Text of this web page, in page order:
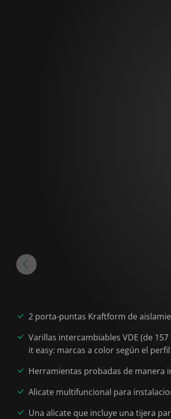
2 porta-puntas Kraftform de
Varillas intercambiables VDE (de
it easy: marcas a color según el
Herramientas probadas de manera
Alicate multifuncional para
Una alicate que incluye una tijera